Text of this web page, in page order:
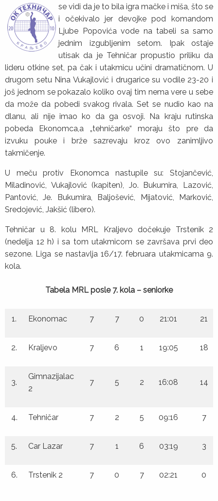
se vidi da je to bila igra mačke i miša, što se
i očekivalo jer devojke pod komandom
Ljube Popovića vode na tabeli sa samo
jednim izgubljenim setom. Ipak ostaje
utisak da je Tehničar propustio priliku da
lideru otkine set, pa čak i utakmicu učini dramatičnom. U
drugom setu Nina Vukajlović i drugarice su vodile 23-20 i
još jednom se pokazalo koliko ovaj tim nema vere u sebe
da može da pobedi svakog rivala. Set se nudio kao na
dlanu, ali nije imao ko da ga osvoji. Na kraju rutinska
pobeda Ekonomca,a „tehničarke“ moraju što pre da
izvuku pouke i brže sazrevaju kroz ovo zanimljivo
takmičenje.
U meču protiv Ekonomca nastupile su: Stojančević,
Miladinović, Vukajlović (kapiten), Jo. Bukumira, Lazović,
Pantović, Je. Bukumira, Baljošević, Mijatović, Marković,
Sredojević, Jakšić (libero).
Tehničar u 8. kolu MRL Kraljevo dočekuje Trstenik 2
(nedelja 12 h) i sa tom utakmicom se završava prvi deo
sezone. Liga se nastavlja 16/17. februara utakmicama 9.
kola.
Tabela MRL posle 7. kola – seniorke
1. Ekonomac 7 7 0 21:01 21
2. Kraljevo 7 6 1 19:05 18
3.
Gimnazijalac
2
7 5 2 16:08 14
4. Tehničar 7 2 5 09:16 7
5. Car Lazar 7 1 6 03:19 3
6. Trstenik 2 7 0 7 02:21 0